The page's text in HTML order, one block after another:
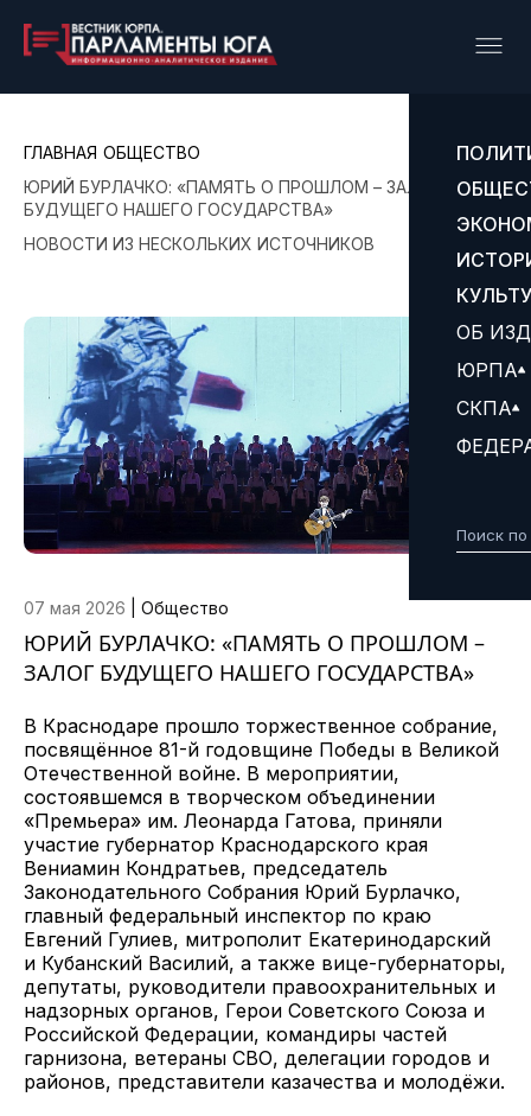
ОБ
ЮРПА
СКПА
ГЛАВНАЯ ОБЩЕСТВО
ЮРИЙ БУРЛАЧКО: «ПАМЯТЬ О ПРОШЛОМ – ЗАЛОГ
БУДУЩЕГО НАШЕГО ГОСУДАРСТВА»
НОВОСТИ ИЗ НЕСКОЛЬКИХ ИСТОЧНИКОВ
07 мая 2026 Общество
ЮРИЙ БУРЛАЧКО: «ПАМЯТЬ О ПРОШЛОМ –
ЗАЛОГ БУДУЩЕГО НАШЕГО ГОСУДАРСТВА»
В Краснодаре прошло торжественное собрание,
посвящённое 81-й годовщине Победы в Великой
Отечественной войне. В мероприятии,
состоявшемся в творческом объединении
«Премьера» им. Леонарда Гатова, приняли
участие губернатор Краснодарского края
Вениамин Кондратьев, председатель
Законодательного Собрания Юрий Бурлачко,
главный федеральный инспектор по краю
Евгений Гулиев, митрополит Екатеринодарский
и Кубанский Василий, а также вице-губернаторы,
депутаты, руководители правоохранительных и
надзорных органов, Герои Советского Союза и
Российской Федерации, командиры частей
гарнизона, ветераны СВО, делегации городов и
районов, представители казачества и молодёжи.